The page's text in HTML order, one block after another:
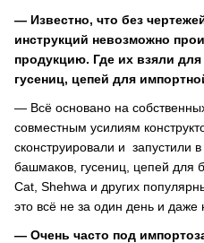
— Известно, что без
инструкций невозможно
продукцию. Где их взяли для
гусениц, цепей для
— Всё основано на
совместным усилиям
сконструировали и запустили
башмаков, гусениц, цепей для
Cat, Shehwa и других
это всё не за один день и даже
— Очень часто под